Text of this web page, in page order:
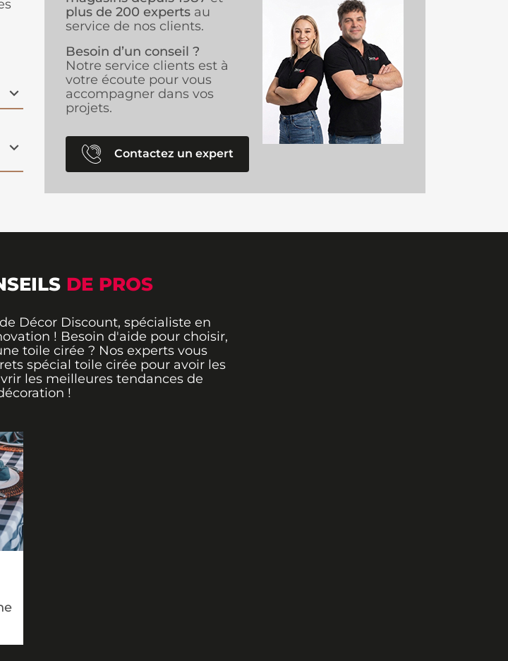
plus de 200 experts au
service de nos clients.
Besoin d’un conseil ?
Notre service clients est à
votre écoute pour vous
accompagner dans vos
projets.
Contactez un expert
DE PROS
Décor Discount, spécialiste en
! Besoin d'aide pour choisir,
toile cirée ? Nos experts vous
spécial toile cirée pour avoir les
les meilleures tendances de
!